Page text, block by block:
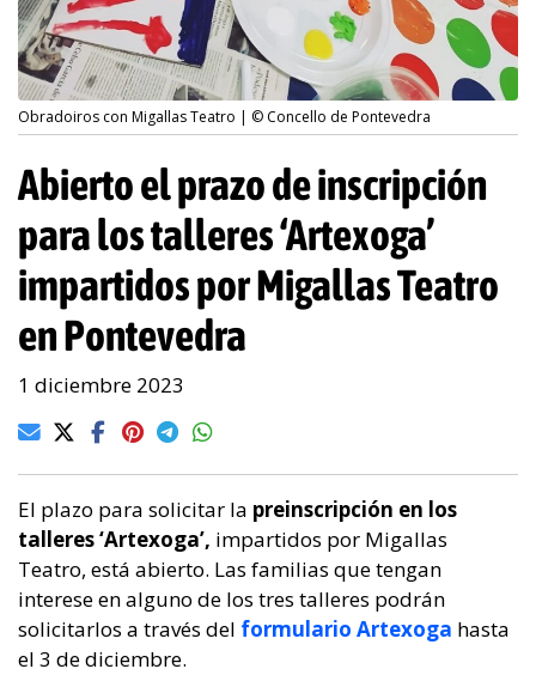
Obradoiros con Migallas Teatro | © Concello de Pontevedra
Abierto el prazo de inscripción
para los talleres ‘Artexoga’
impartidos por Migallas Teatro
en Pontevedra
1 diciembre 2023
El plazo para solicitar la preinscripción en los
talleres ‘Artexoga’, impartidos por Migallas
Teatro, está abierto. Las familias que tengan
interese en alguno de los tres talleres podrán
solicitarlos a través del formulario Artexoga hasta
el 3 de diciembre.